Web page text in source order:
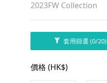
2023FW Collection
套用篩選(0/20)
價格 (HK$)